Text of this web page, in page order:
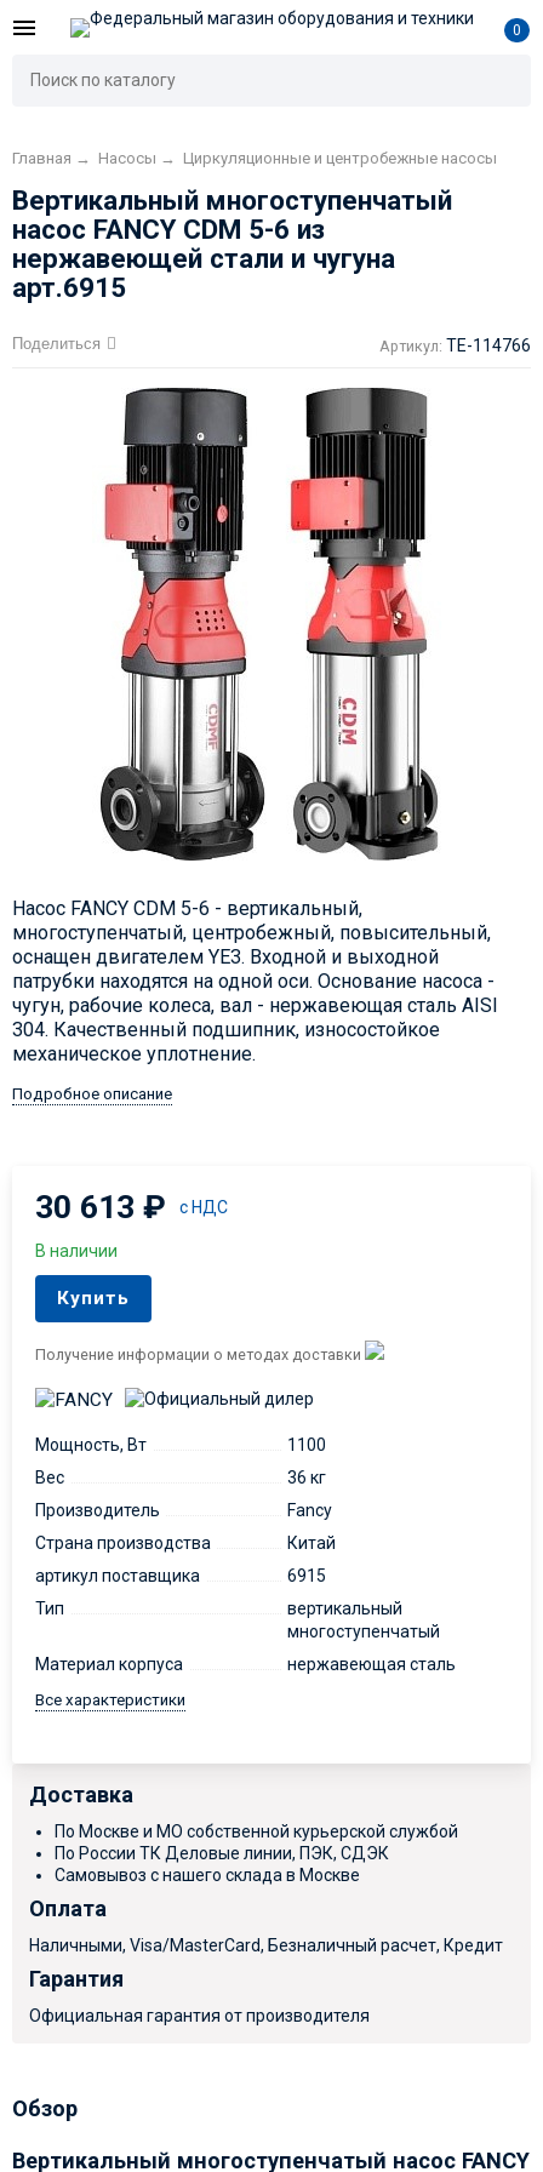
0
Главная → Насосы → Циркуляционные и центробежные насосы
Вертикальный многоступенчатый
насос FANCY CDM 5-6 из
нержавеющей стали и чугуна
арт.6915
Поделиться Артикул: TE-114766
Насос FANCY CDM 5-6 - вертикальный,
многоступенчатый, центробежный, повысительный,
оснащен двигателем YE3. Входной и выходной
патрубки находятся на одной оси. Основание насоса -
чугун, рабочие колеса, вал - нержавеющая сталь AISI
304. Качественный подшипник, износостойкое
механическое уплотнение.
Подробное описание
30 613₽ с НДС
В наличии
Купить
Получение информации о методах доставки
Мощность, Вт
1100
Вес
36 кг
Производитель
Fancy
Страна производства
Китай
артикул поставщика
6915
Тип
вертикальный
многоступенчатый
Материал корпуса
нержавеющая сталь
Все характеристики
Доставка
По Москве и МО собственной курьерской службой
По России ТК Деловые линии, ПЭК, СДЭК
Самовывоз с нашего склада в Москве
Оплата
Наличными, Visa/MasterCard, Безналичный расчет, Кредит
Гарантия
Официальная гарантия от производителя
Обзор
Вертикальный многоступенчатый насос FANCY